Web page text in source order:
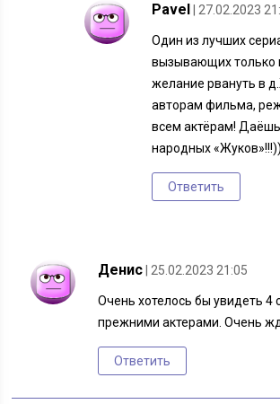
Pavel | 27.02.2023
Один из лучших
вызывающих только
желание рвануть в
авторам фильма,
всем актёрам!
народных «Жуков»!!!))
Ответить
Денис | 25.02.2023 21:05
Очень хотелось бы увидеть 4
прежними актерами. Очень
Ответить